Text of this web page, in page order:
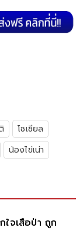
โซเชียล
น้องไข่เน่า
จเสือป่า ถูก